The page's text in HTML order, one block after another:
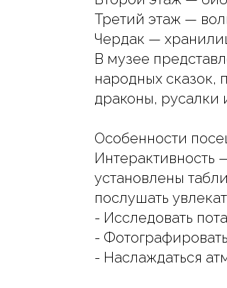
Третий этаж —
Чердак —
В музее
народных
драконы, русалки
Особенности
Интерактивность
установлены
послушать
- Исследовать
-
- Наслаждаться